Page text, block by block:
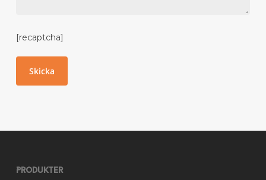
[recaptcha]
Produkter